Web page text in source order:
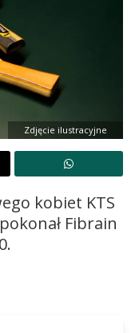
Zdjęcie ilustracyjne
kobiet KTS
Fibrain